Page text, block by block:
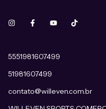
5551981607499
51981607499
contato@willeven.com.br